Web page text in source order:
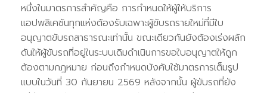
หนึ่งในมาตรการสำคัญคือ การกำหนดให้ผู้ให้บริการ
แอปพลิเคชันทุกแห่งต้องรับเฉพาะผู้ขับรถรายใหม่ที่มีใบ
อนุญาตขับรถสาธารณะเท่านั้น ขณะเดียวกันยังต้องเร่งผลัก
ดันให้ผู้ขับรถที่อยู่ในระบบเดิมดำเนินการขอใบอนุญาตให้ถูก
ต้องตามกฎหมาย ก่อนถึงกำหนดบังคับใช้มาตรการเต็มรูป
แบบในวันที่ 30 กันยายน 2569 หลังจากนั้น ผู้ขับรถที่ยัง